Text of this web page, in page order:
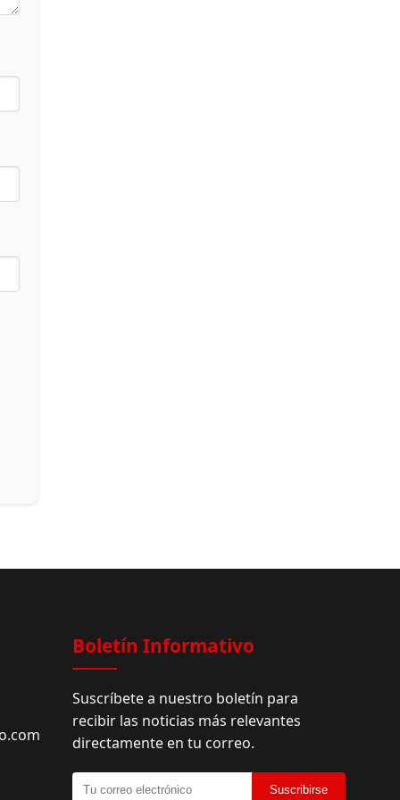
Boletín Informativo
Suscríbete a nuestro boletín para
recibir las noticias más relevantes
directamente en tu correo.
Suscribirse